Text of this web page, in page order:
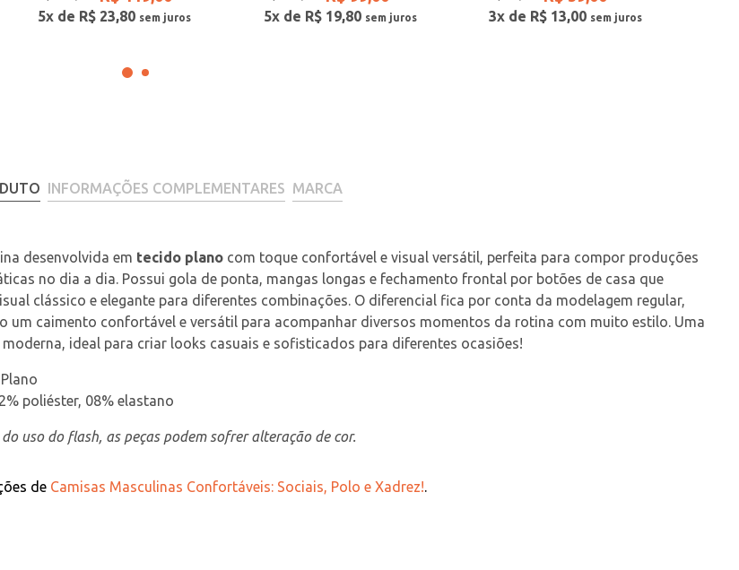
5x de R$ 23,80 5x de R$ 19,80 3x de R$ 13,00
INFORMAÇÕES COMPLEMENTARES MARCA
desenvolvida em tecido plano com toque confortável e visual versátil, perfeita para compor produções
no dia a dia. Possui gola de ponta, mangas longas e fechamento frontal por botões de casa que
clássico e elegante para diferentes combinações. O diferencial fica por conta da modelagem regular,
um caimento confortável e versátil para acompanhar diversos momentos da rotina com muito estilo. Uma
moderna, ideal para criar looks casuais e sofisticados para diferentes ocasiões!
poliéster, 08% elastano
uso do flash, as peças podem sofrer alteração de cor.
de Camisas Masculinas Confortáveis: Sociais, Polo e Xadrez!.